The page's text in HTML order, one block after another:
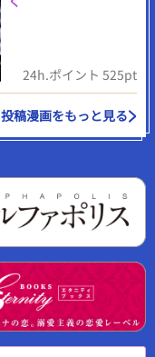
24h.ポイント 525pt
投稿漫画をもっと見る